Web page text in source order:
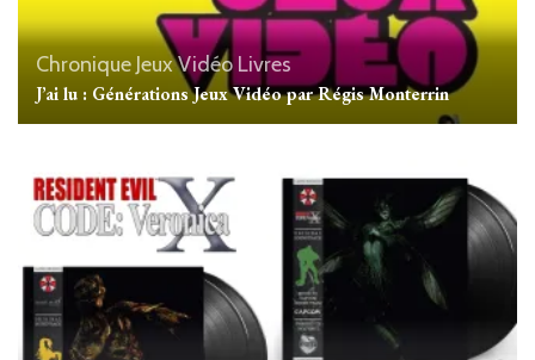
Chronique Jeux Vidéo Livres
J’ai lu : Générations Jeux Vidéo par Régis Monterrin